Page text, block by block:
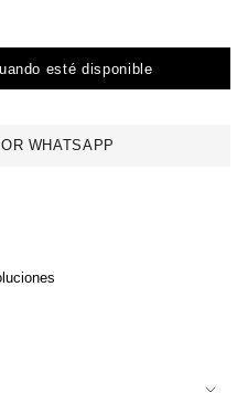
esté disponible
WHATSAPP